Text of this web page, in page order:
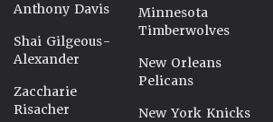
Anthony Davis
Shai Gilgeous-
Alexander
Zaccharie
Risacher
Minnesota
Timberwolves
New Orleans
Pelicans
New York Knicks